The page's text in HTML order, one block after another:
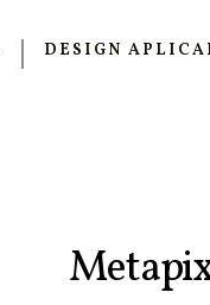
DESIGN